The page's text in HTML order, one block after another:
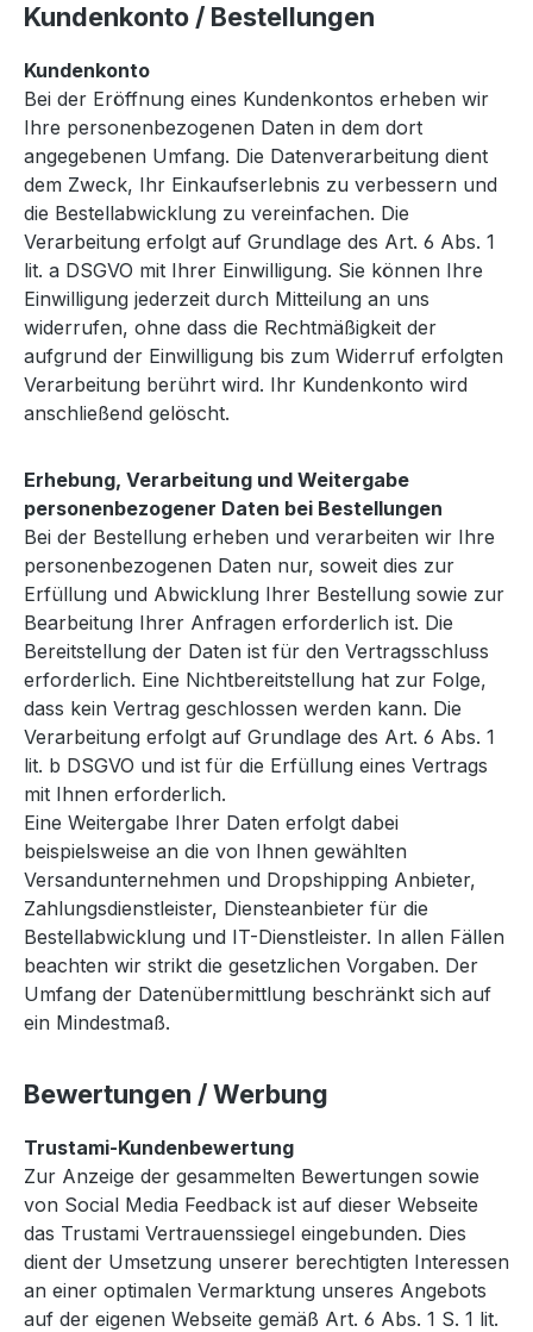
Kundenkonto / Bestellungen
Kundenkonto
Bei der Eröffnung eines Kundenkontos erheben wir
Ihre personenbezogenen Daten in dem dort
angegebenen Umfang. Die Datenverarbeitung dient
dem Zweck, Ihr Einkaufserlebnis zu verbessern und
die Bestellabwicklung zu vereinfachen. Die
Verarbeitung erfolgt auf Grundlage des Art. 6 Abs. 1
lit. a DSGVO mit Ihrer Einwilligung. Sie können Ihre
Einwilligung jederzeit durch Mitteilung an uns
widerrufen, ohne dass die Rechtmäßigkeit der
aufgrund der Einwilligung bis zum Widerruf erfolgten
Verarbeitung berührt wird. Ihr Kundenkonto wird
anschließend gelöscht.
Erhebung, Verarbeitung und Weitergabe
personenbezogener Daten bei Bestellungen
Bei der Bestellung erheben und verarbeiten wir Ihre
personenbezogenen Daten nur, soweit dies zur
Erfüllung und Abwicklung Ihrer Bestellung sowie zur
Bearbeitung Ihrer Anfragen erforderlich ist. Die
Bereitstellung der Daten ist für den Vertragsschluss
erforderlich. Eine Nichtbereitstellung hat zur Folge,
dass kein Vertrag geschlossen werden kann. Die
Verarbeitung erfolgt auf Grundlage des Art. 6 Abs. 1
lit. b DSGVO und ist für die Erfüllung eines Vertrags
mit Ihnen erforderlich.
Eine Weitergabe Ihrer Daten erfolgt dabei
beispielsweise an die von Ihnen gewählten
Versandunternehmen und Dropshipping Anbieter,
Zahlungsdienstleister, Diensteanbieter für die
Bestellabwicklung und IT-Dienstleister. In allen Fällen
beachten wir strikt die gesetzlichen Vorgaben. Der
Umfang der Datenübermittlung beschränkt sich auf
ein Mindestmaß.
Bewertungen / Werbung
Trustami-Kundenbewertung
Zur Anzeige der gesammelten Bewertungen sowie
von Social Media Feedback ist auf dieser Webseite
das Trustami Vertrauenssiegel eingebunden. Dies
dient der Umsetzung unserer berechtigten Interessen
an einer optimalen Vermarktung unseres Angebots
auf der eigenen Webseite gemäß Art. 6 Abs. 1 S. 1 lit.